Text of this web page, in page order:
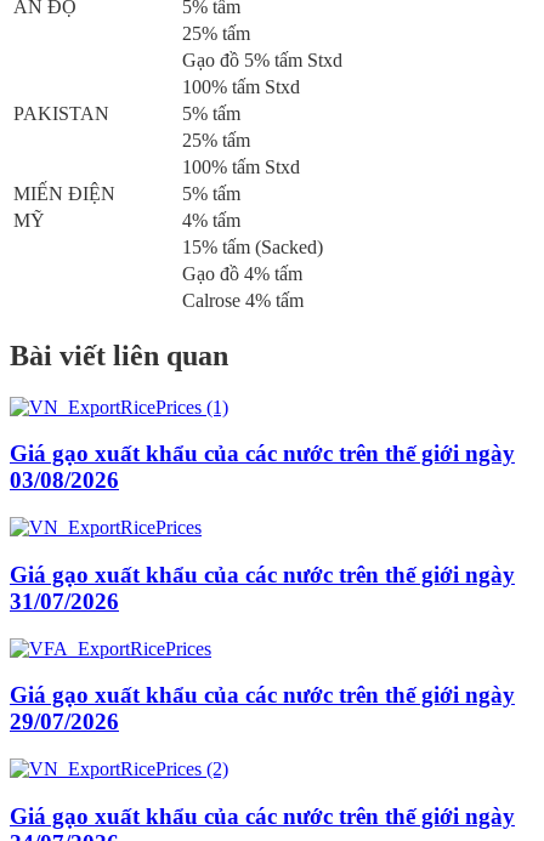
ẤN ĐỘ
5% tấm
25% tấm
Gạo đồ 5% tấm Stxd
100% tấm Stxd
PAKISTAN
5% tấm
25% tấm
100% tấm Stxd
MIẾN ĐIỆN
5% tấm
MỸ
4% tấm
15% tấm (Sacked)
Gạo đồ 4% tấm
Calrose 4% tấm
Bài viết liên quan
Giá gạo xuất khẩu của các nước trên thế giới ngày
03/08/2026
Giá gạo xuất khẩu của các nước trên thế giới ngày
31/07/2026
Giá gạo xuất khẩu của các nước trên thế giới ngày
29/07/2026
Giá gạo xuất khẩu của các nước trên thế giới ngày